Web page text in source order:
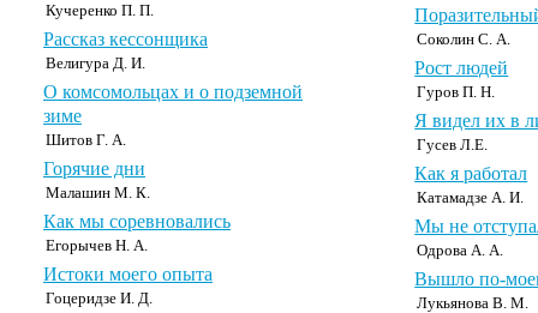
Кучеренко П. П.
Рассказ кессонщика
Велигура Д. И.
О комсомольцах и о подземной
зиме
Шитов Г. А.
Горячие дни
Малашин М. К.
Как мы соревновались
Егорычев Н. А.
Истоки моего опыта
Гоцеридзе И. Д.
Соколин С. А.
Рост людей
Гуров П. Н.
Я видел их в
Гусев Л.Е.
Как я работал
Катамадзе А. И.
Мы не
Одрова А. А.
Вышло по-
Лукьянова В. М.